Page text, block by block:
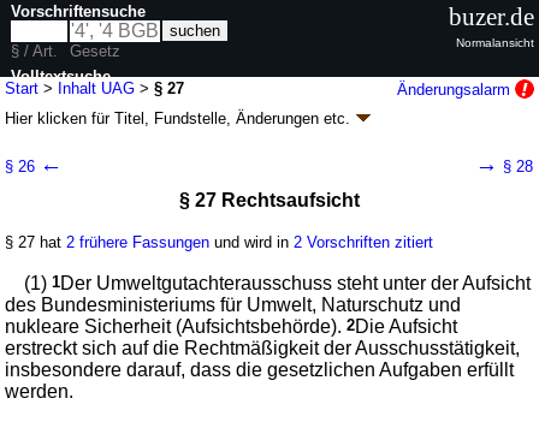
Start > Inhalt UAG >§ 27
Änderungsalarm
Hier klicken fürTitel, Fundstelle, Änderungen etc.
G. v. 10.08.2021BGBl. I S. 3436
12 weitere Fassungen | wird in 116 Vorschriften zitiert
Teil 2 Zulassung von Umweltgutachtern und
Umweltgutachterorganisationen sowie Aufsicht;
Beschränkung der Haftung
Abschnitt 3 Umweltgutachterausschuss,
Widerspruchsbehörde
§ 26 ← → § 28
§ 27 Rechtsaufsicht
§ 27 hat 2 frühere Fassungen und wird in 2 Vorschriften zitiert
(1)1Der Umweltgutachterausschuss steht unter der Aufsicht
des Bundesministeriums für Umwelt, Naturschutz und
nukleare Sicherheit (Aufsichtsbehörde).2Die Aufsicht
erstreckt sich auf die Rechtmäßigkeit der Ausschusstätigkeit,
insbesondere darauf, dass die gesetzlichen Aufgaben erfüllt
werden.
Vorschriftensuche
§ / Art.
Gesetz
Volltextsuche
nur in UAG
buzer.de
Normalansicht